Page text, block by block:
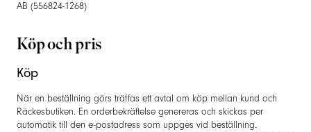
AB (556824-1268)
Köp och pris
Köp
När en beställning görs träffas ett avtal om köp mellan kund och
Räckesbutiken. En orderbekräftelse genereras och skickas per
automatik till den e-postadress som uppges vid beställning.